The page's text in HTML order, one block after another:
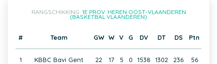
RANGSCHIKKING: 1E PROV. HEREN OOST-VLAANDEREN
(BASKETBAL VLAANDEREN)
# Team GW W V G DV DT DS Ptn
1
KBBC Bavi Gent
22 17 5 0 1538 1302 236 56